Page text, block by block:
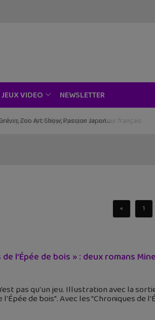
JEUX VIDEO NEWSLETTER
Zoo Art Show, Passion Japon…
« 1
l’Épée de bois » : deux romans
pas qu'un jeu. Illustration avec la
l'Épée de bois". Avec les "Chroniques